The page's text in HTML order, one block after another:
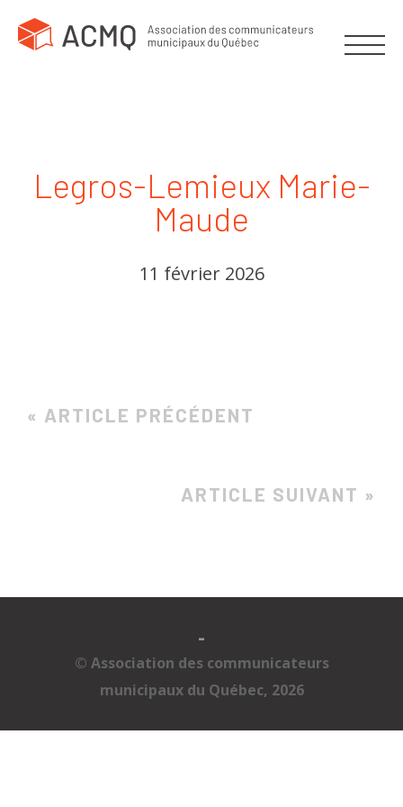
Legros-Lemieux Marie-
Maude
11 février 2026
« ARTICLE PRÉCÉDENT
ARTICLE SUIVANT »
-
© Association des communicateurs
municipaux du Québec, 2026